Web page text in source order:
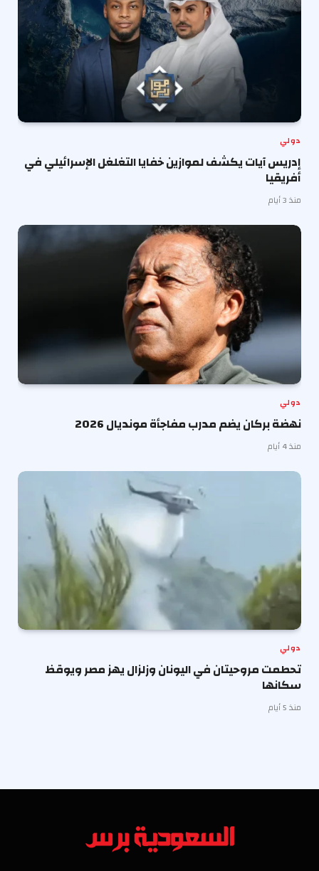
دولي
إدريس آيات يكشف لموازين خفايا التغلغل الإسرائيلي في
أفريقيا
منذ 3 أيام
دولي
نهضة بركان يضم مدرب مفاجأة مونديال 2026
منذ 4 أيام
دولي
تحطمت مروحيتان في اليونان وزلزال يهز مصر ويوقظ
سكانها
منذ 5 أيام